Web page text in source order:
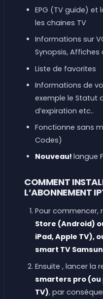
EPG (TV guide)
les chaines TV
Informations sur
Synopsis, Affiches
Liste de favorites
Informations de
exemple le Statut
d’expiration etc..
Fonctionne sans
Codes)
Nouveau! langue
COMMENT
L’ABONNEMENT
Pour commencer,
Store (Android)
iPad, Apple TV),
smart TV
Ensuite , lancer la
smarters pro (ou
TV), par